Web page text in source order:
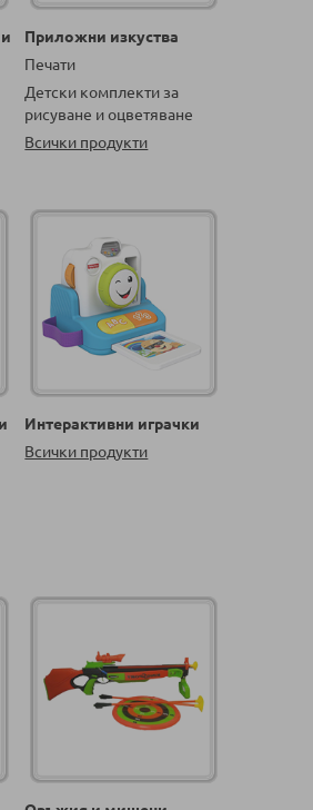
Приложни изкуства
Печати
Детски комплекти за
рисуване и оцветяване
Всички продукти
Интерактивни играчки
Всички продукти